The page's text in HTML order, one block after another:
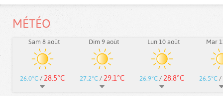
MÉTÉO
Sam 8 août
26.0°C / 28.5°C
Dim 9 août
27.2°C / 29.1°C
Lun 10 août
26.9°C / 28.8°C
Mar
26.5°C /